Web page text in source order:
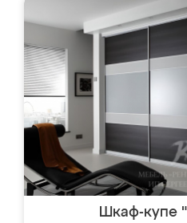
Шкаф-купе